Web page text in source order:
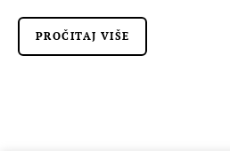
PROČITAJ VIŠE